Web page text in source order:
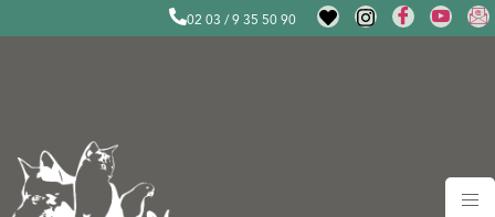
02 03 / 9 35 50 90